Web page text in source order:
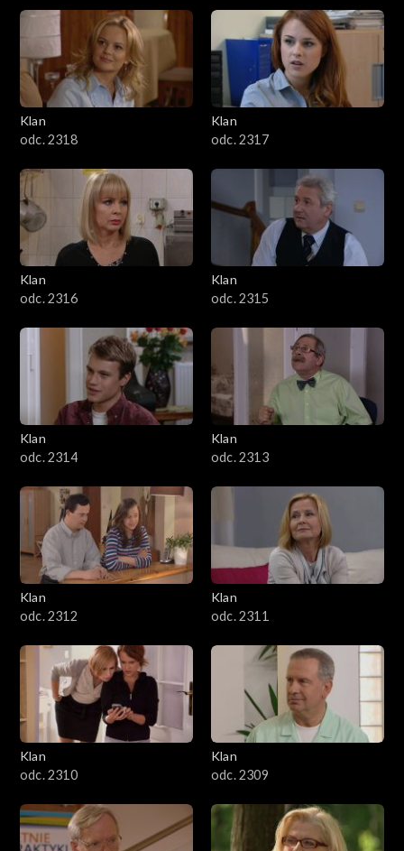
Klan
odc. 2318
Klan
odc. 2317
Klan
odc. 2316
Klan
odc. 2315
Klan
odc. 2314
Klan
odc. 2313
Klan
odc. 2312
Klan
odc. 2311
Klan
odc. 2310
Klan
odc. 2309